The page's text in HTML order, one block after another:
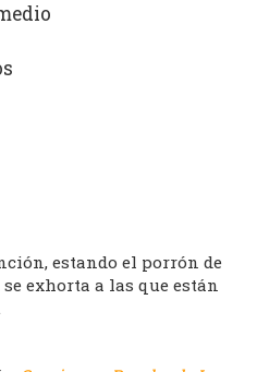
estando el porrón de
exhorta a las que están